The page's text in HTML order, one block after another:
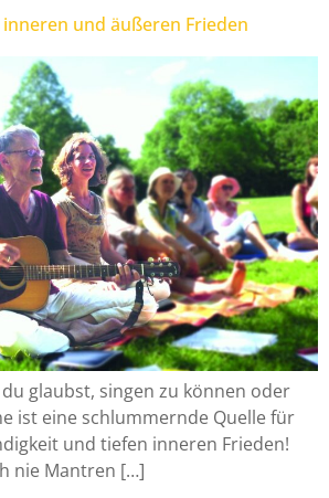
und äußeren Frieden
glaubst, singen zu können oder
ist eine schlummernde Quelle für
und tiefen inneren Frieden!
nie Mantren […]